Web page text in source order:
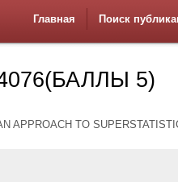
Главная Поиск
5)
APPROACH TO